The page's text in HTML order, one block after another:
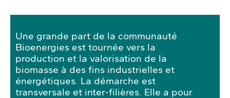
Une grande part de la communauté
Bioenergies est tournée vers la
production et la valorisation de la
biomasse à des fins industrielles et
énergétiques. La démarche est
transversale et inter-filières. Elle a pour